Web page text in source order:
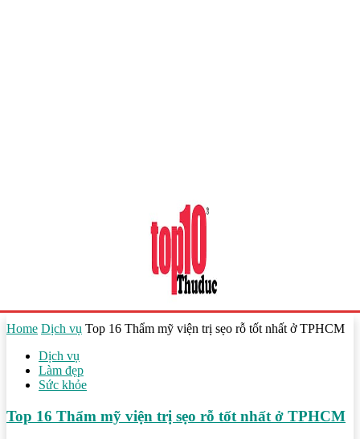
Home Dịch vụ Top 16 Thẩm mỹ viện trị sẹo rỗ tốt nhất ở TPHCM
Dịch vụ
Làm đẹp
Sức khỏe
Top 16 Thẩm mỹ viện trị sẹo rỗ tốt nhất ở TPHCM